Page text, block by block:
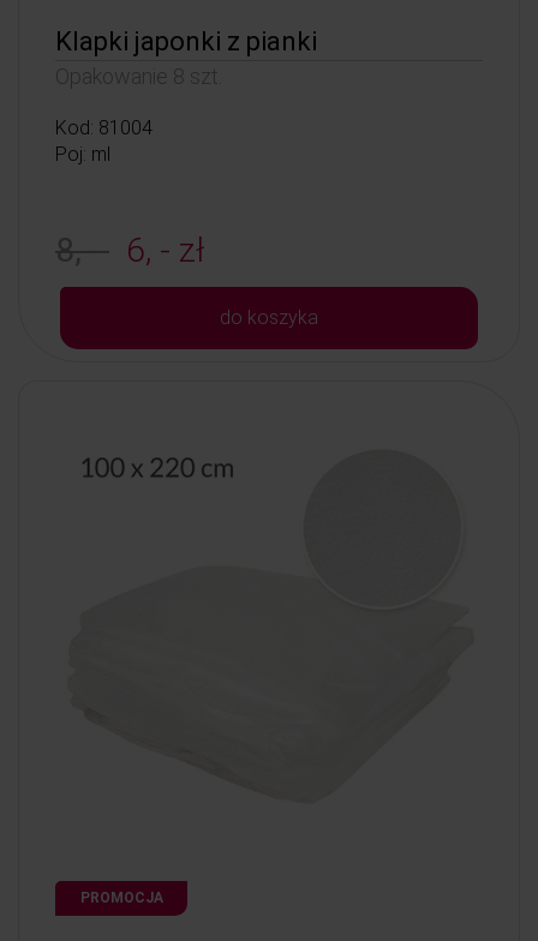
Klapki japonki z pianki
Opakowanie 8 szt.
Kod: 81004
Poj: ml
8, - 6, - zł
do koszyka
PROMOCJA